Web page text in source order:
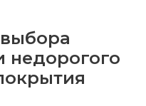
недорогого